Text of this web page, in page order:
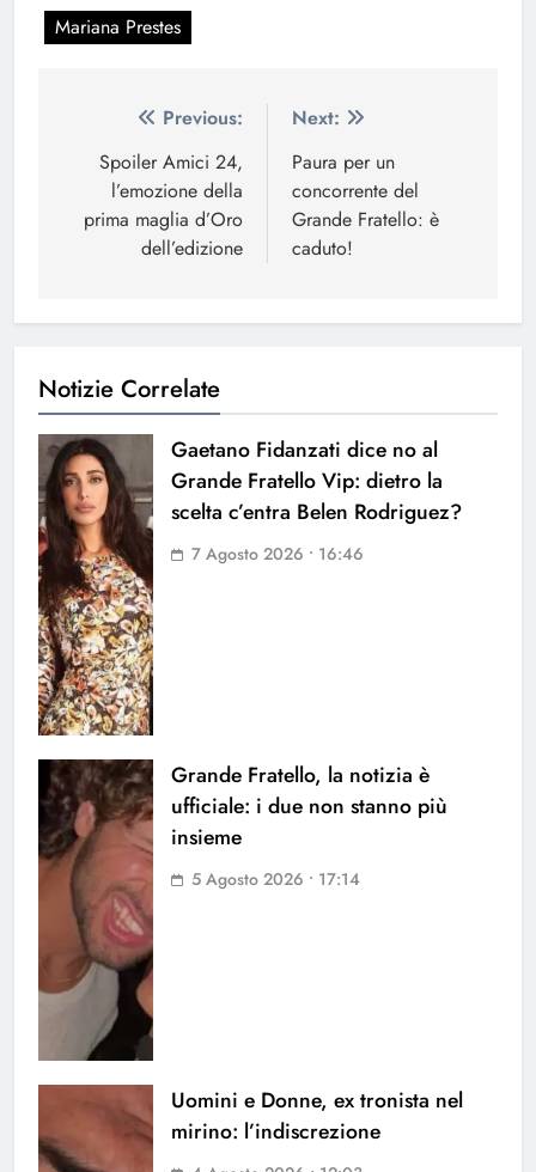
Mariana Prestes
Navigazione
articoli
Previous:
Spoiler Amici 24,
l’emozione della
prima maglia d’Oro
dell’edizione
Next:
Paura per un
concorrente del
Grande Fratello: è
caduto!
Notizie Correlate
Gaetano Fidanzati dice no al
Grande Fratello Vip: dietro la
scelta c’entra Belen Rodriguez?
7 Agosto 2026 • 16:46
Grande Fratello, la notizia è
ufficiale: i due non stanno più
insieme
5 Agosto 2026 • 17:14
Uomini e Donne, ex tronista nel
mirino: l’indiscrezione